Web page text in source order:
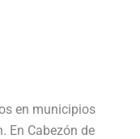
en municipios
En Cabezón de